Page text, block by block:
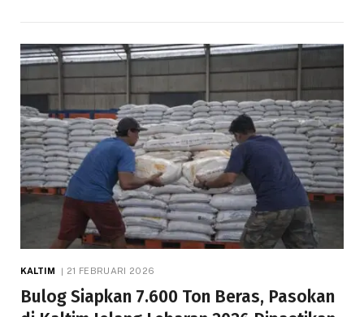
KALTIM 21 FEBRUARI 2026
Bulog Siapkan 7.600 Ton Beras, Pasokan